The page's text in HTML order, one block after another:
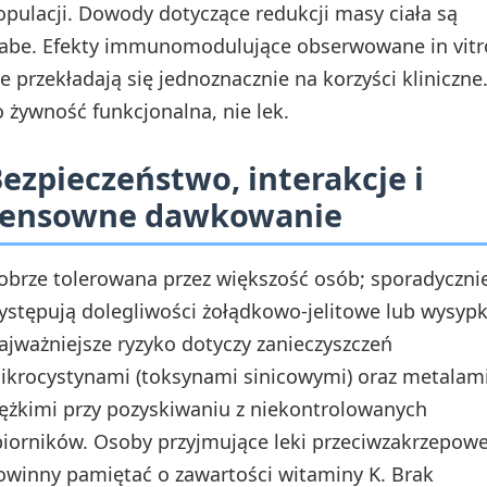
Dowody dotyczące redukcji masy ciała są
Efekty immunomodulujące obserwowane in
przekładają się jednoznacznie na korzyści kliniczne.
żywność funkcjonalna, nie lek.
interakcje i
dawkowanie
tolerowana przez większość osób;
dolegliwości żołądkowo-jelitowe lub
ryzyko dotyczy zanieczyszczeń
(toksynami sinicowymi) oraz
przy pozyskiwaniu z niekontrolowanych
Osoby przyjmujące leki
pamiętać o zawartości witaminy K. Brak